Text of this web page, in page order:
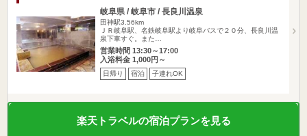
岐阜県 / 岐阜市 / 長良川温泉
田神駅3.56km
ＪＲ岐阜駅、名鉄岐阜駅より岐阜バスで２０分、長良川温
泉下車すぐ。また…
営業時間 13:30～17:00
入浴料金 1,000円～
日帰り 宿泊 子連れOK
楽天トラベルの宿泊プランを見る